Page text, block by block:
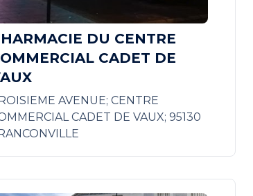
DU CENTRE
CADET DE
AVENUE; CENTRE
CADET DE VAUX; 95130